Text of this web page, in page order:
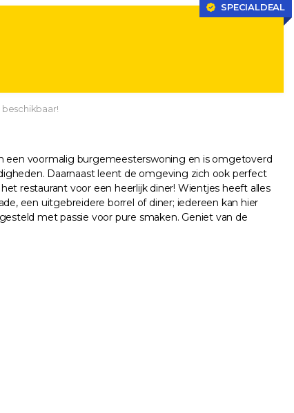
SPECIALDEAL
beschikbaar!
een voormalig burgemeesterswoning en is omgetoverd
Daarnaast leent de omgeving zich ook perfect
restaurant voor een heerlijk diner! Wientjes heeft alles
een uitgebreidere borrel of diner; iedereen kan hier
met passie voor pure smaken. Geniet van de